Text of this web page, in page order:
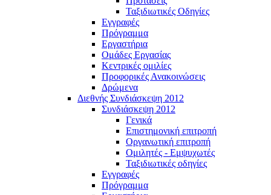
Ταξιδιωτικές Οδηγίες
Εγγραφές
Πρόγραμμα
Εργαστήρια
Ομάδες Εργασίας
Κεντρικές ομιλίες
Προφορικές Ανακοινώσεις
Δρώμενα
Διεθνής Συνδιάσκεψη 2012
Συνδιάσκεψη 2012
Γενικά
Επιστημονική επιτροπή
Οργανωτική επιτροπή
Ομιλητές - Εμψυχωτές
Ταξιδιωτικές οδηγίες
Εγγραφές
Πρόγραμμα